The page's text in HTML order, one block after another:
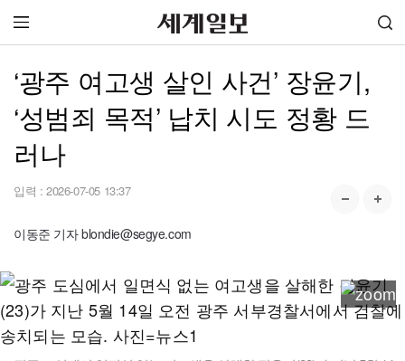
‘광주 여고생 살인 사건’ 장윤기,
‘성범죄 목적’ 납치 시도 정황 드
러나
입력 : 2026-07-05 13:37
이동준 기자 blondie@segye.com